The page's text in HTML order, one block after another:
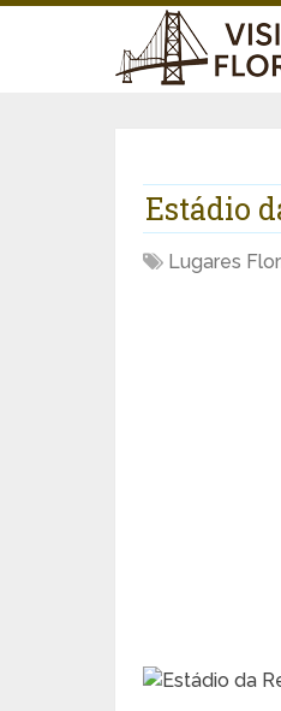
Estádio
Lugares